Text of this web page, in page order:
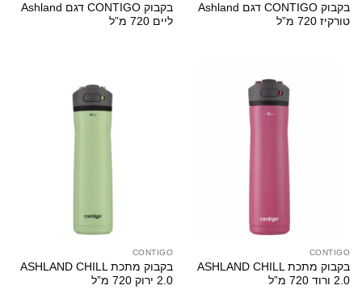
בקבוק CONTIGO דגם Ashland
טורקיז 720 מ”ל
בקבוק CONTIGO דגם Ashland
ליים 720 מ”ל
CONTIGO
בקבוק מתכת ASHLAND CHILL
2.0 ורוד 720 מ”ל
CONTIGO
בקבוק מתכת ASHLAND CHILL
2.0 ירוק 720 מ”ל